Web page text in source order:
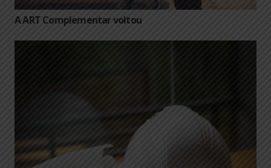
A ART Complementar voltou